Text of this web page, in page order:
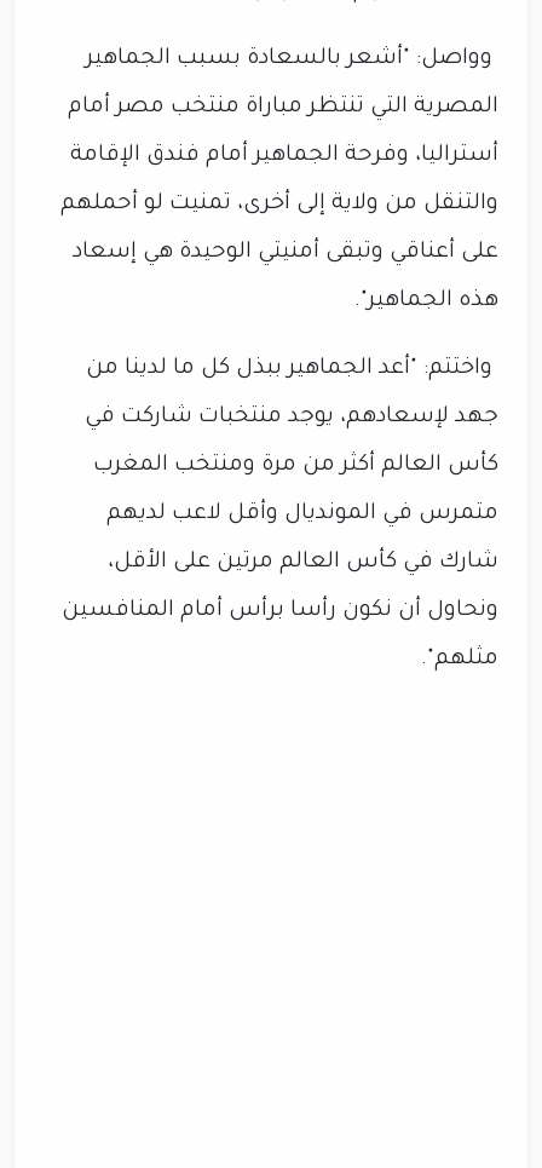
وواصل: "أشعر بالسعادة بسبب الجماهير
المصرية التي تنتظر مباراة منتخب مصر أمام
أستراليا، وفرحة الجماهير أمام فندق الإقامة
والتنقل من ولاية إلى أخرى، تمنيت لو أحملهم
على أعناقي وتبقى أمنيتي الوحيدة هي إسعاد
هذه الجماهير".
واختتم: "أعد الجماهير ببذل كل ما لدينا من
جهد لإسعادهم، يوجد منتخبات شاركت في
كأس العالم أكثر من مرة ومنتخب المغرب
متمرس في المونديال وأقل لاعب لديهم
شارك في كأس العالم مرتين على الأقل،
ونحاول أن نكون رأسا برأس أمام المنافسين
مثلهم".